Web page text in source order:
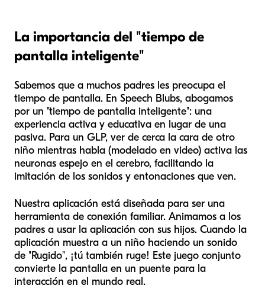
La importancia del "tiempo de
pantalla inteligente"
Sabemos que a muchos padres les preocupa el
tiempo de pantalla. En Speech Blubs, abogamos
por un "tiempo de pantalla inteligente": una
experiencia activa y educativa en lugar de una
pasiva. Para un GLP, ver de cerca la cara de otro
niño mientras habla (modelado en video) activa las
neuronas espejo en el cerebro, facilitando la
imitación de los sonidos y entonaciones que ven.
Nuestra aplicación está diseñada para ser una
herramienta de conexión familiar. Animamos a los
padres a usar la aplicación con sus hijos. Cuando la
aplicación muestra a un niño haciendo un sonido
de "Rugido", ¡tú también ruge! Este juego conjunto
convierte la pantalla en un puente para la
interacción en el mundo real.